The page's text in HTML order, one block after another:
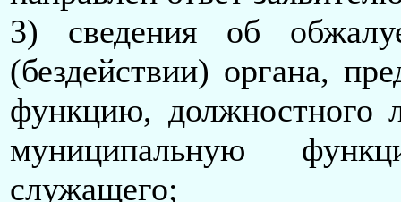
3) сведения об
(бездействии) органа,
функцию, должностного
муниципальную
служащего;